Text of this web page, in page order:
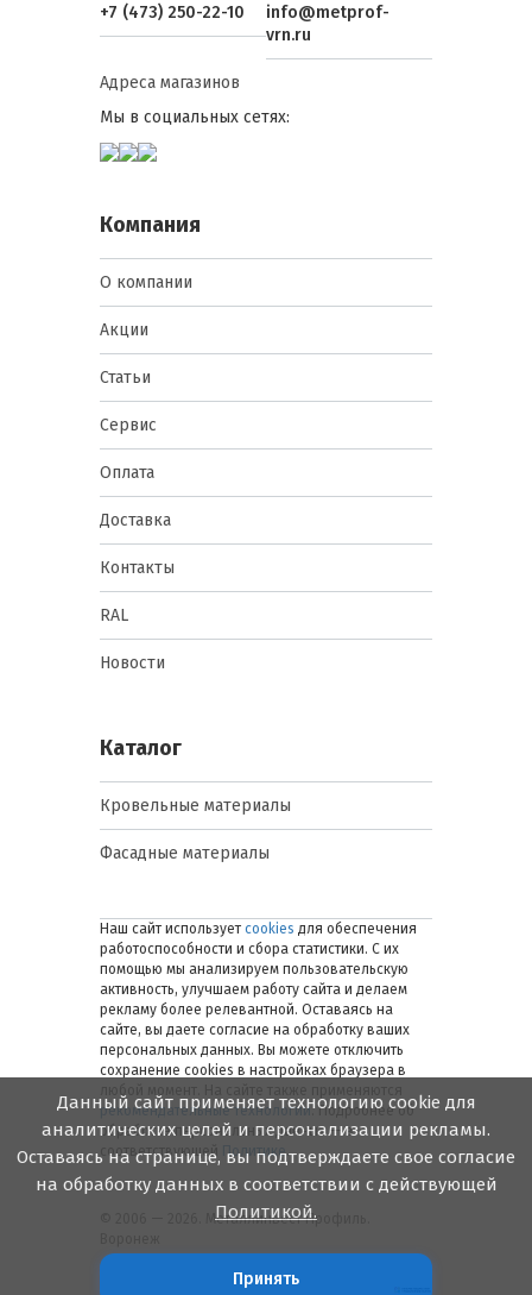
+7 (473) 250-22-10
info@metprof-
vrn.ru
Адреса магазинов
Мы в социальных сетях:
Компания
О компании
Акции
Статьи
Сервис
Оплата
Доставка
Контакты
RAL
Новости
Каталог
Кровельные материалы
Фасадные материалы
Наш сайт использует cookies для обеспечения
работоспособности и сбора статистики. С их
помощью мы анализируем пользовательскую
активность, улучшаем работу сайта и делаем
рекламу более релевантной. Оставаясь на
сайте, вы даете согласие на обработку ваших
персональных данных. Вы можете отключить
сохранение cookies в настройках браузера в
рекомендательные технологии. Подробнее об
обработке персональных данных — в
соответствующей
Политике.
© 2006 — 2026. Металлинвест Профиль.
Данный сайт применяет технологию cookie для
аналитических целей и персонализации рекламы.
Оставаясь на странице, вы подтверждаете свое согласие
на обработку данных в соответствии с действующей
Политикой.
Принять